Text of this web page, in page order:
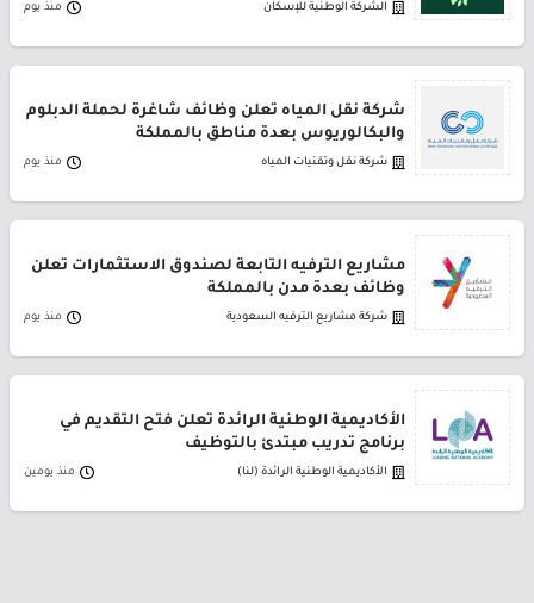
الشركة الوطنية للإسكان منذ يوم
شركة نقل المياه تعلن وظائف شاغرة لحملة الدبلوم
والبكالوريوس بعدة مناطق بالمملكة
شركة نقل وتقنيات المياه منذ يوم
مشاريع الترفيه التابعة لصندوق الاستثمارات تعلن
وظائف بعدة مدن بالمملكة
شركة مشاريع الترفيه السعودية منذ يوم
الأكاديمية الوطنية الرائدة تعلن فتح التقديم في
برنامج تدريب مبتدئ بالتوظيف
الأكاديمية الوطنية الرائدة (لنا) منذ يومين